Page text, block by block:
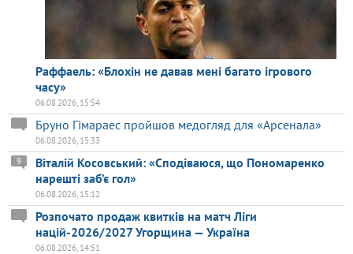
Раффаель: «Блохін не давав мені багато ігрового
часу»
06.08.2026, 15:54
Бруно Гімараес пройшов медогляд для «Арсенала»
06.08.2026, 15:33
Віталій Косовський: «Сподіваюся, що Пономаренко
нарешті заб’є гол»
9
06.08.2026, 15:12
Розпочато продаж квитків на матч Ліги
націй-2026/2027 Угорщина — Україна
06.08.2026, 14:51